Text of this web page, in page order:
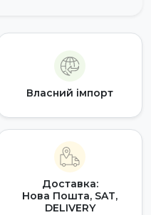
Власний імпорт
Доставка:
Нова Пошта, SAT,
DELIVERY